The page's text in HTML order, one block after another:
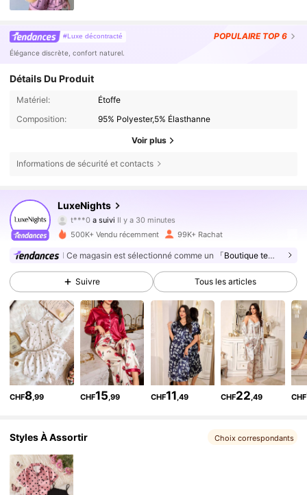
#Luxe décontracté POPULAIRE TOP 6
Élégance discrète, confort naturel.
Détails Du Produit
Matériel:
Étoffe
Composition:
95% Polyester,5% Élasthanne
Voir plus
Informations de sécurité et contacts
LuxeNights
4,88 264K Suiveurs
t***0a suiviIl y a 30 minutes
o***s est en train de naviguer
4,88
264K Suiveurs
4,88 264K Suiveurs
4,88 264K Suiveurs
4,88 264K Suiveurs
4,88
500K+ Vendu récemment 99K+ Rachat
Ce magasin est sélectionné comme un 「Boutique tendance」
Suivre Tous les articles
CHF8,99 CHF15,99 CHF11,49 CHF22,49 CHF
Styles À Assortir Choix correspondants